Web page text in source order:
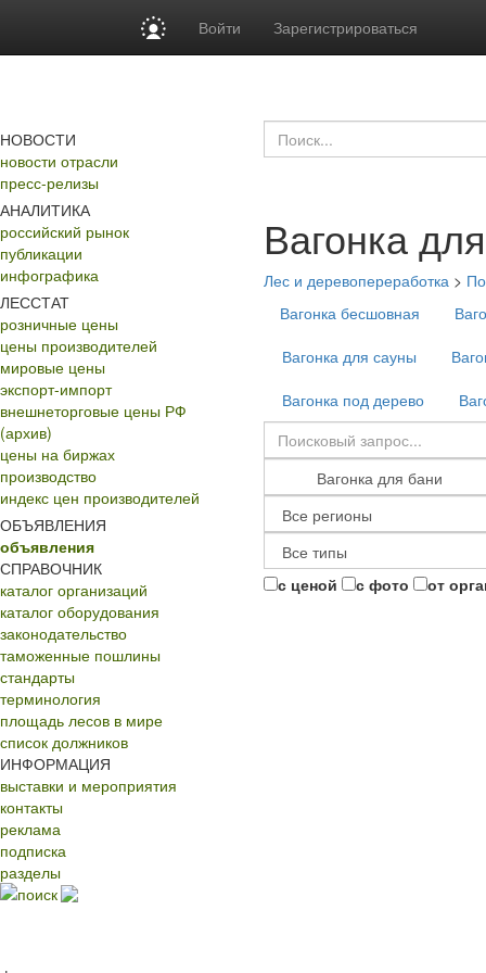
Войти Зарегистрироваться
НОВОСТИ
новости отрасли
пресс-релизы
АНАЛИТИКА
российский рынок
публикации
инфографика
ЛЕССТАТ
розничные цены
цены производителей
мировые цены
экспорт-импорт
внешнеторговые цены РФ
(архив)
цены на биржах
производство
индекс цен производителей
ОБЪЯВЛЕНИЯ
объявления
СПРАВОЧНИК
каталог организаций
каталог оборудования
законодательство
таможенные пошлины
стандарты
терминология
площадь лесов в мире
список должников
ИНФОРМАЦИЯ
выставки и мероприятия
контакты
реклама
подписка
разделы
поиск
Вагонка
Лес и деревопереработка >
Вагонка бесшовная
Вагонка для сауны
Вагонка под дерево
с ценой с фото от